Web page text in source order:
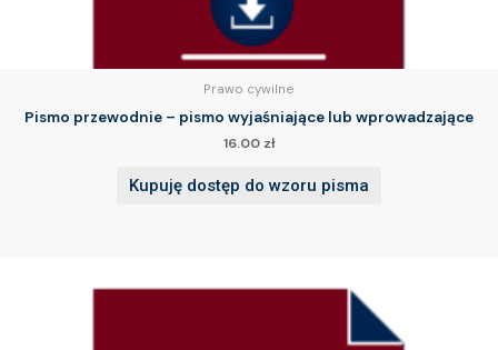
Prawo cywilne
Pismo przewodnie – pismo wyjaśniające lub wprowadzające
16.00 zł
Kupuję dostęp do wzoru pisma